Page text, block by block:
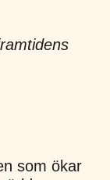
som ökar